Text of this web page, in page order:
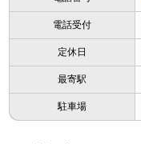
電話受付
定休日
最寄駅
駐車場